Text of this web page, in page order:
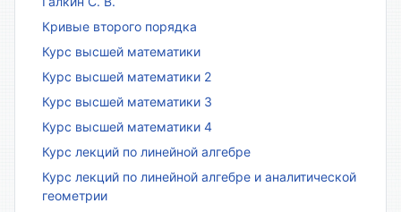
Кривые второго порядка
Курс высшей математики
Курс высшей математики 2
Курс высшей математики 3
Курс высшей математики 4
Курс лекций по линейной алгебре
Курс лекций по линейной алгебре и аналитической
геометрии